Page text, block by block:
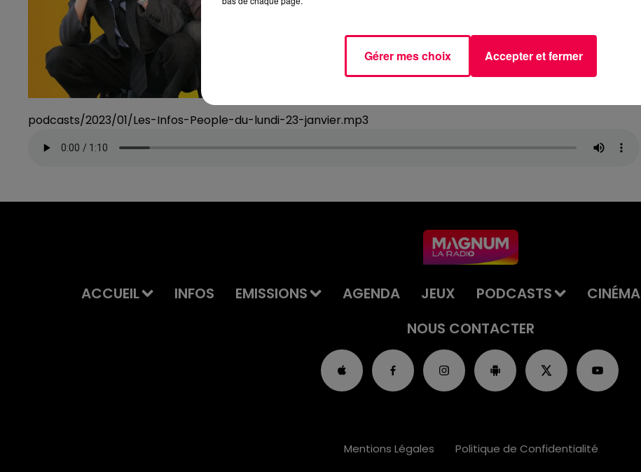
podcasts/2023/01/Les-Infos-People-du-lundi-23-janvier.mp3
ACCUEIL INFOS EMISSIONS AGENDA JEUX PODCASTS CINÉMA
NOUS CONTACTER
Mentions Légales Politique de Confidentialité
Gérer mes choix Accepter et fermer